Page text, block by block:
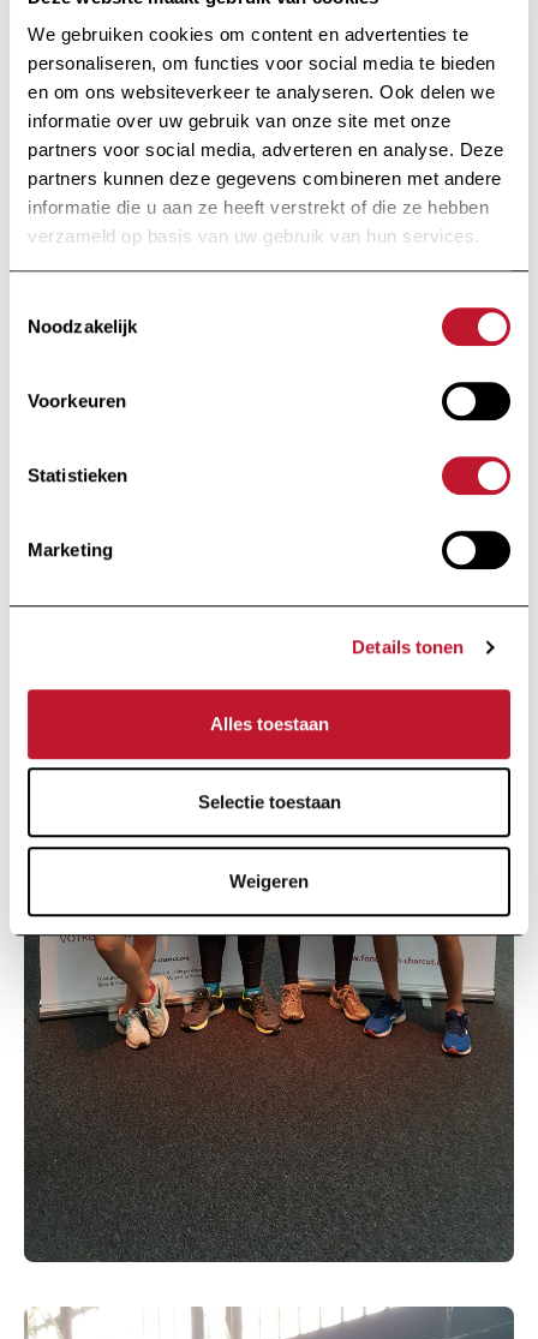
We gebruiken cookies om content en advertenties te
personaliseren, om functies voor social media te bieden
en om ons websiteverkeer te analyseren. Ook delen we
informatie over uw gebruik van onze site met onze
partners voor social media, adverteren en analyse. Deze
partners kunnen deze gegevens combineren met andere
informatie die u aan ze heeft verstrekt of die ze hebben
verzameld op basis van uw gebruik van hun services.
Noodzakelijk
Voorkeuren
Statistieken
Marketing
Details tonen
Alles toestaan
Selectie toestaan
Weigeren